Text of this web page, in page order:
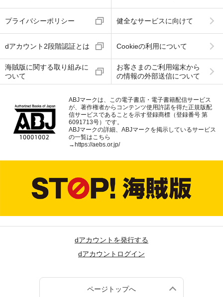
プライバシーポリシー 健全なサービスに向けて
dアカウント2段階認証とは Cookieの利用について
海賊版に関する取り組みに
ついて
お客さまのご利用端末から
の情報の外部送信について
ABJマークは、この電子書店・電子書籍配信サービス
が、著作権者からコンテンツ使用許諾を得た正規版配
信サービスであることを示す登録商標（登録番号 第
6091713号）です。
ABJマークの詳細、ABJマークを掲示しているサービス
の一覧はこちら
→https://aebs.or.jp/
dアカウントを発行する
dアカウントログイン
ページトップへ